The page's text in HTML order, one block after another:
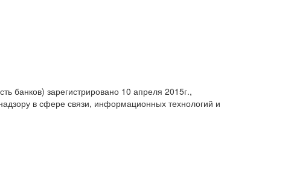
банков) зарегистрировано 10 апреля 2015г.,
в сфере связи, информационных технологий и